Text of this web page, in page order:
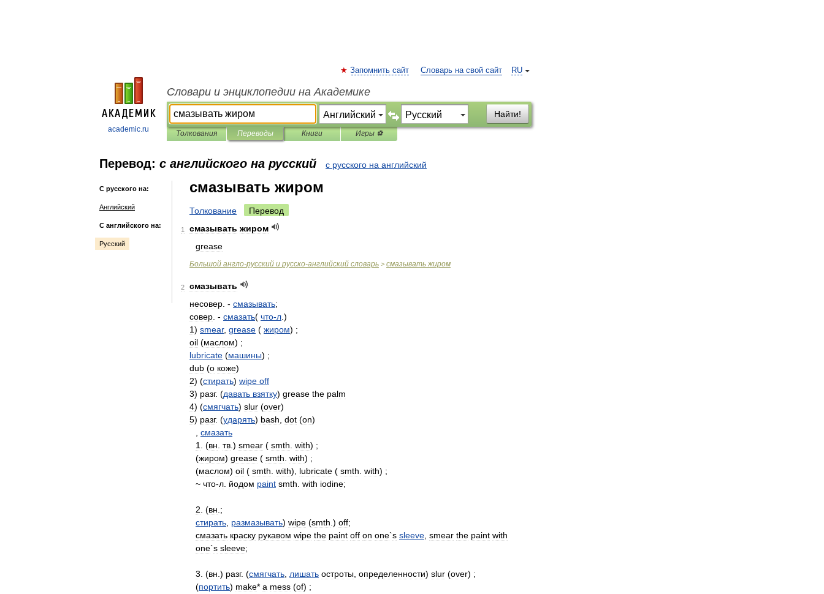
academic.ru
RU
Запомнить сайт Словарь на свой сайт
Словари и энциклопедии на Академике
Найти!
Толкования Переводы Книги Игры ⚽
Перевод: с английского на русский с русского на английский
С русского на:
Английский
С английского на:
Русский
смазывать жиром
Толкование Перевод
1 смазывать жиром
grease
Большой англо-русский и русско-английский словарь > смазывать жиром
2
смазывать
несовер . - смазывать;
совер . - смазать( что-л .)
1) smear, grease ( жиром) ;
oil (маслом) ;
lubricate (машины) ;
dub (о коже)
2) (стирать) wipe off
3) разг. (давать взятку) grease the palm
4) (смягчать) slur (over)
5) разг. (ударять) bash dot (on)
смазать
1
. (вн тв .) smear ( smth with) ;
(жиром) grease ( smth with) ;
(маслом) oil ( smth with), lubricate ( smth with) ;
~ что-л йодом paint smth with iodine;
2 . (вн .;
стирать размазывать) wipe (smth .) off;
смазать краску рукавом wipe the paint off on one`s sleeve smear the paint with
one`s sleeve;
3 . (вн .) разг. (смягчать лишать остроты определенности) slur (over) ;
(портить) make* a mess (of) ;